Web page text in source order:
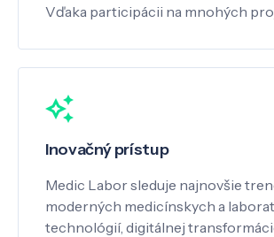
Vďaka participácii na mnohých
Inovačný prístup
Medic Labor sleduje najnovšie
moderných medicínskych a
technológií, digitálnej transformácie